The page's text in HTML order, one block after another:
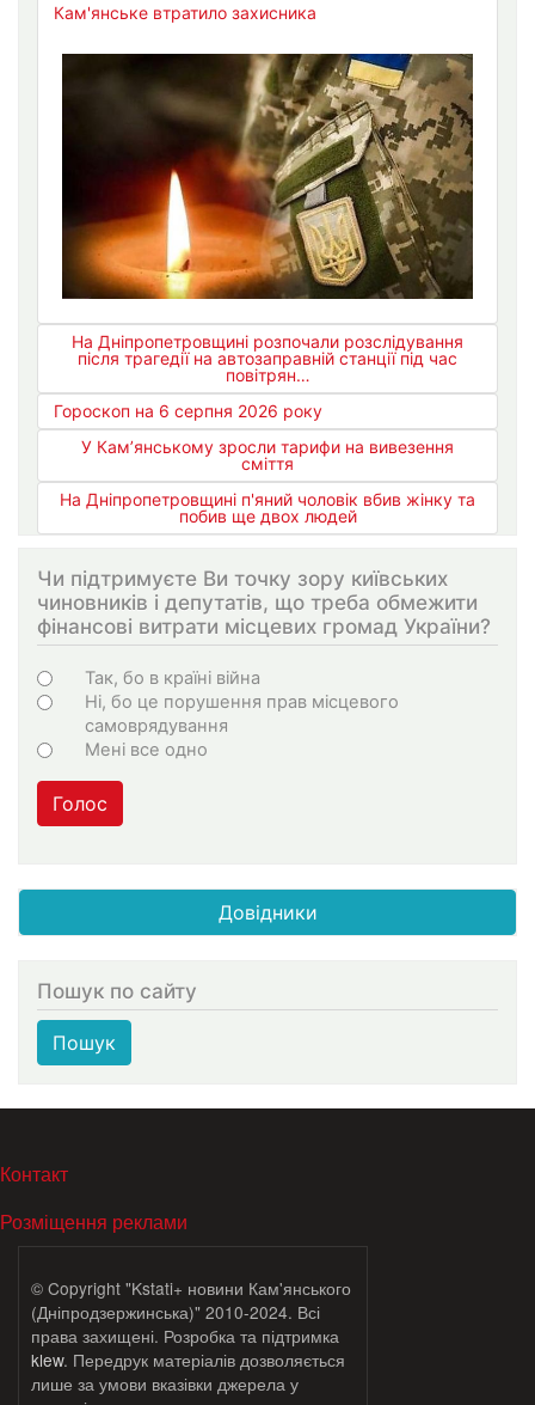
Кам'янське втратило захисника
На Дніпропетровщині розпочали розслідування
після трагедії на автозаправній станції під час
повітрян…
Гороскоп на 6 серпня 2026 року
У Кам’янському зросли тарифи на вивезення
сміття
На Дніпропетровщині п'яний чоловік вбив жінку та
побив ще двох людей
Чи підтримуєте Ви точку зору київських
чиновників і депутатів, що треба обмежити
фінансові витрати місцевих громад України?
Варіанти
Так, бо в країні війна
Ні, бо це порушення прав місцевого
самоврядування
Мені все одно
Голос
Довідники
Пошук по сайту
Пошук
МЕНЮ В ПОДВАЛЕ
Контакт
Розміщення реклами
© Copyright "Kstati+ новини Кам'янського
(Дніпродзержинська)" 2010-2024. Всі
права захищені. Розробка та підтримка
klew. Передрук матеріалів дозволяється
лише за умови вказівки джерела у